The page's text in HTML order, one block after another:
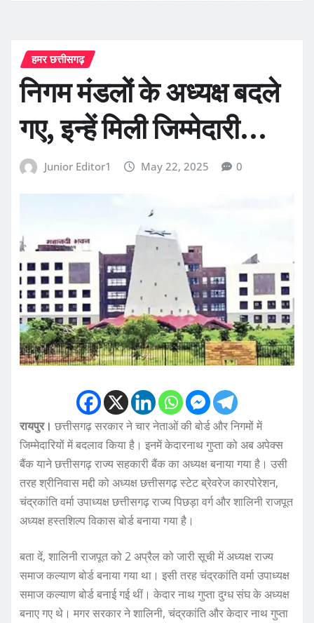
हमर छत्तीसगढ़
निगम मंडलों के अध्यक्ष बदले
गए,‌ इन्हें मिली जिम्मेदारी…
Junior Editor1 May 22, 2025 0
रायपुर। छत्तीसगढ़ सरकार ने चार नेताओं की बोर्ड और निगमों में
जिम्मेदारियों में बदलाव किया है। इनमें केदारनाथ गुप्ता को अब अपेक्स
बैंक याने छत्तीसगढ़ राज्य सहकारी बैंक का अध्यक्ष बनाया गया है। उसी
तरह श्रीनिवास मद्दी को अध्यक्ष छत्तीसगढ़ स्टेट ब्रेवरेज कारपोरेशन,
चंद्रकांति वर्मा उपाध्यक्ष छत्तीसगढ़ राज्य पिछड़ा वर्ग और शालिनी राजपूत
अध्यक्ष हस्तशिल्प विकास बोर्ड बनाया गया है।
बता दें, शालिनी राजपूत को 2 अप्रैल को जारी सूची में अध्यक्ष राज्य
समाज कल्याण बोर्ड बनाया गया था। इसी तरह चंद्रकांति वर्मा उपाध्यक्ष
समाज कल्याण बोर्ड बनाई गई थीं। केदार नाथ गुप्ता दुग्ध संघ के अध्यक्ष
बनाए गए थे। मगर सरकार ने शालिनी, चंद्रकांति और केदार नाथ गुप्ता